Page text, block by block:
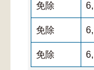
免除
免除
免除